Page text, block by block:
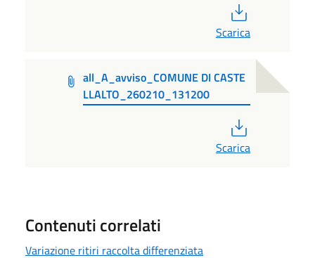
Scarica
all_A_avviso_COMUNE DI CASTE
LLALTO_260210_131200
Scarica
Contenuti correlati
Variazione ritiri raccolta differenziata